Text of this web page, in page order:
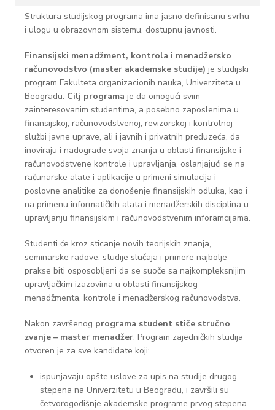
Struktura studijskog programa ima jasno definisanu svrhu
i ulogu u obrazovnom sistemu, dostupnu javnosti.
Finansijski menadžment, kontrola i menadžersko
računovodstvo (master akademske studije) je studijski
program Fakulteta organizacionih nauka, Univerziteta u
Beogradu. Cilj programa je da omogući svim
zainteresovanim studentima, a posebno zaposlenima u
finansijskoj, računovodstvenoj, revizorskoj i kontrolnoj
službi javne uprave, ali i javnih i privatnih preduzeća, da
inoviraju i nadograde svoja znanja u oblasti finansijske i
računovodstvene kontrole i upravljanja, oslanjajući se na
računarske alate i aplikacije u primeni simulacija i
poslovne analitike za donošenje finansijskih odluka, kao i
na primenu informatičkih alata i menadžerskih disciplina u
upravljanju finansijskim i računovodstvenim inforamcijama.
Studenti će kroz sticanje novih teorijskih znanja,
seminarske radove, studije slučaja i primere najbolje
prakse biti osposobljeni da se suoče sa najkompleksnijim
upravljačkim izazovima u oblasti finansijskog
menadžmenta, kontrole i menadžerskog računovodstva.
Nakon završenog programa student stiče stručno
zvanje – master menadžer, Program zajedničkih studija
otvoren je za sve kandidate koji:
ispunjavaju opšte uslove za upis na studije drugog
stepena na Univerzitetu u Beogradu, i završili su
četvorogodišnje akademske programe prvog stepena